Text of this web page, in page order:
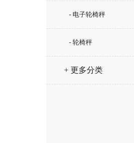
- 电子轮椅秤
- 轮椅秤
+ 更多分类